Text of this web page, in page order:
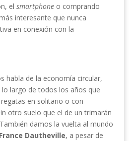
el smartphoneo comprando
interesante que nunca
en conexión con la
habla de la economía circular,
largo de todos los años que
en solitario o con
otro suelo que el de un trimarán
damos la vuelta al mundo
Dautheville, a pesar de